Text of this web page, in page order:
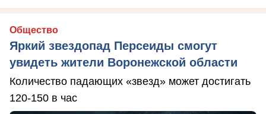
Общество
Яркий звездопад Персеиды смогут
увидеть жители Воронежской области
Количество падающих «звезд» может достигать
120-150 в час